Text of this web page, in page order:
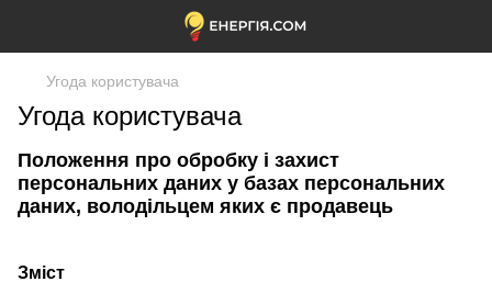
Угода користувача
Угода користувача
Положення про обробку і захист
персональних даних у базах персональних
даних, володільцем яких є продавець
Зміст